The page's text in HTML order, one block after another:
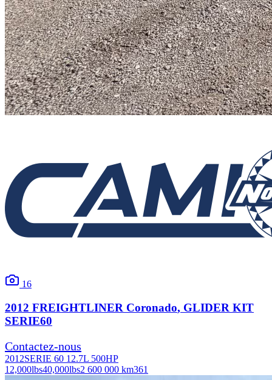
16
2012 FREIGHTLINER Coronado, GLIDER KIT
SERIE60
Contactez-nous
2012SERIE 60 12.7L 500HP
12,000lbs40,000lbs2 600 000 km361